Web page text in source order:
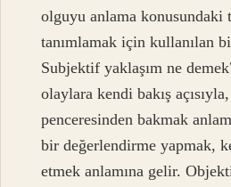
olguyu anlama konusundaki
tanımlamak için kullanılan
Subjektif yaklaşım ne
olaylara kendi bakış
penceresinden bakmak
bir değerlendirme yapmak,
etmek anlamına gelir.